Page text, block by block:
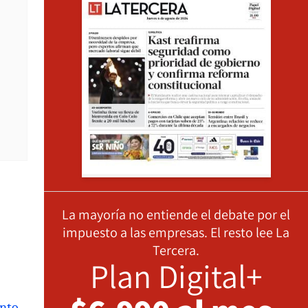
La mayoría no entiende el debate por el
impuesto a las empresas. El resto lee La
Tercera.
Plan Digital+